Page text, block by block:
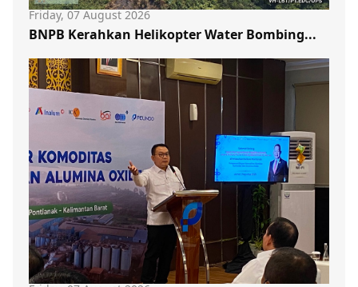
Friday, 07 August 2026
BNPB Kerahkan Helikopter Water Bombing...